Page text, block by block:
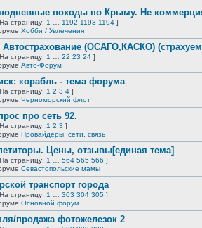
походы по Крыму. Не
На
страницу
На страницу: 1 1192 1193 1194 ]
Хобби / Увлечения
Автострахование (ОСАГО,КАСКО)
На
страницу
На страницу: 1 22 23 24 ]
Авто-Форум
корабль - тема форума
На
страницу
На страницу: 1 2 3 4 ]
Черноморский флот
про сеть 92.
На
страницу
На страницу: 1 2 3 ]
Провайдеры, сети, связь
Цены, отзывы[единая тема]
На
страницу
На страницу: 1 564 565 566 ]
Севастопольские мамы
транспорт города
На
страницу
На страницу: 1 303 304 305 ]
Основной форум
продажа фотожелезок 2